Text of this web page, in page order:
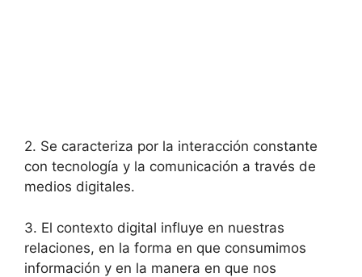
2. Se caracteriza por la interacción constante
con tecnología y la comunicación a través de
medios digitales.
3. El contexto digital influye en nuestras
relaciones, en la forma en que consumimos
información y en la manera en que nos